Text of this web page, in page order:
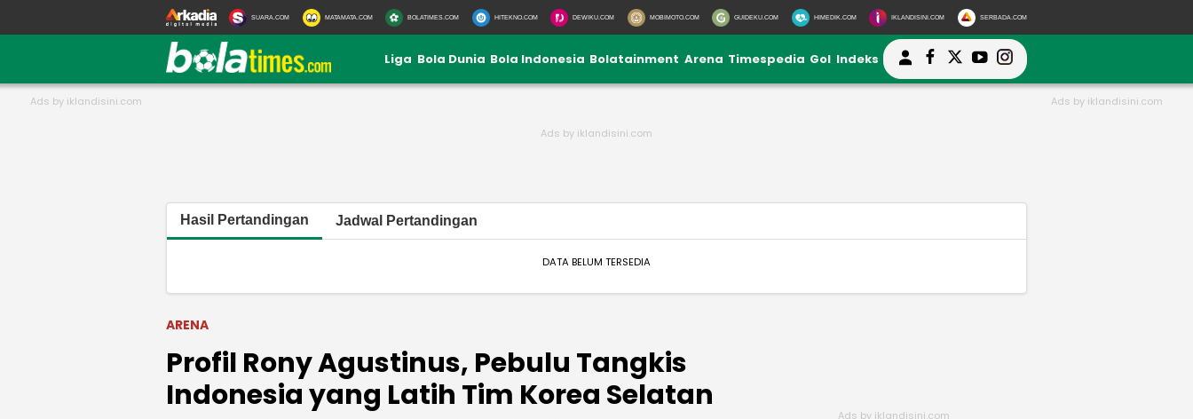
SUARA.COM MATAMATA.COM BOLATIMES.COM HITEKNO.COM DEWIKU.COM MOBIMOTO.COM GUIDEKU.COM HIMEDIK.COM IKLANDISINI.COM SERBADA.COM
Liga Bola Dunia Bola Indonesia Bolatainment Arena Timespedia Gol Indeks
Hasil Pertandingan Jadwal Pertandingan
DATA BELUM TERSEDIA
ARENA
Profil Rony Agustinus, Pebulu Tangkis
Indonesia yang Latih Tim Korea Selatan